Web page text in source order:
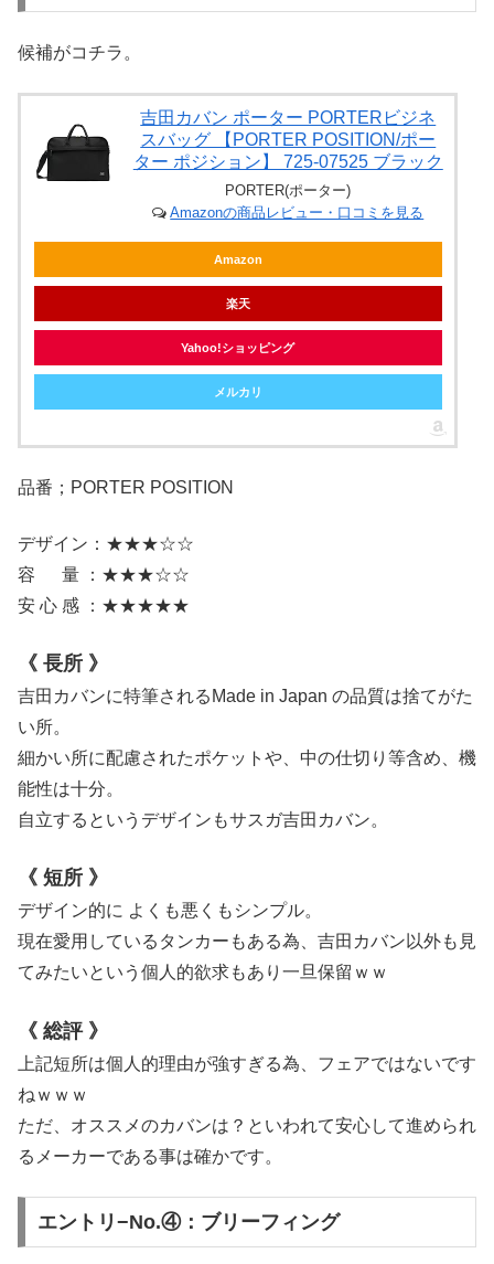
候補がコチラ。
吉田カバン ポーター PORTERビジネ
スバッグ 【PORTER POSITION/ポー
ター ポジション】 725-07525 ブラック
PORTER(ポーター)
Amazonの商品レビュー・口コミを見る
Amazon
楽天
Yahoo!ショッピング
メルカリ
品番；PORTER POSITION
デザイン：★★★☆☆
容 量 ：★★★☆☆
安 心 感 ：★★★★★
《 長所 》
吉田カバンに特筆されるMade in Japan の品質は捨てがた
い所。
細かい所に配慮されたポケットや、中の仕切り等含め、機
能性は十分。
自立するというデザインもサスガ吉田カバン。
《 短所 》
デザイン的に よくも悪くもシンプル。
現在愛用しているタンカーもある為、吉田カバン以外も見
てみたいという個人的欲求もあり一旦保留ｗｗ
《 総評 》
上記短所は個人的理由が強すぎる為、フェアではないです
ねｗｗｗ
ただ、オススメのカバンは？といわれて安心して進められ
るメーカーである事は確かです。
エントリ−No.④：ブリーフィング